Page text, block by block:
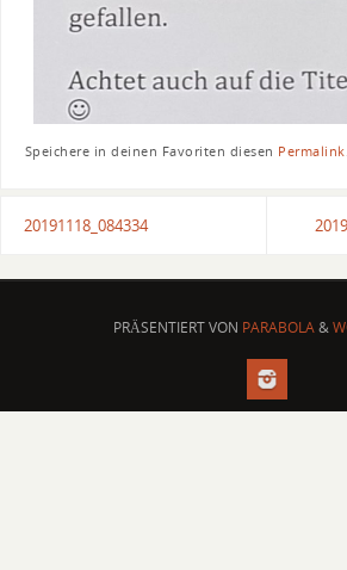
Speichere in deinen Favoriten diesen Permalink
20191118_084334
PRÄSENTIERT VON PARABOLA&